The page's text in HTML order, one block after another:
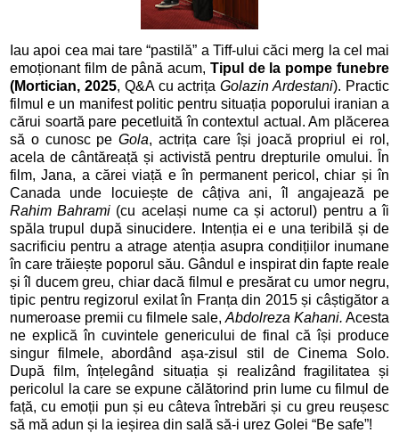
Iau apoi cea mai tare “pastilă” a Tiff-ului căci merg la cel mai
emoționant film de până acum, Tipul de la pompe funebre
(Mortician, 2025, Q&A cu actrița Golazin Ardestani). Practic
filmul e un manifest politic pentru situația poporului iranian a
cărui soartă pare pecetluită în contextul actual. Am plăcerea
să o cunosc peGola, actrița care își joacă propriul ei rol,
acela de cântăreață și activistă pentru drepturile omului. În
film, Jana, a cărei viață e în permanent pericol, chiar și în
Canada unde locuiește de câțiva ani, îl angajează pe
Rahim Bahrami (cu același nume ca și actorul) pentru a îi
spăla trupul după sinucidere. Intenția ei e una teribilă și de
sacrificiu pentru a atrage atenția asupra condițiilor inumane
în care trăiește poporul său. Gândul e inspirat din fapte reale
și îl ducem greu, chiar dacă filmul e presărat cu umor negru,
tipic pentru regizorul exilat în Franța din 2015 și câștigător a
numeroase premii cu filmele sale, Abdolreza Kahani. Acesta
ne explică în cuvintele genericului de final că își produce
singur filmele, abordând așa-zisul stil de Cinema Solo.
După film, înțelegând situația și realizând fragilitatea și
pericolul la care se expune călătorind prin lume cu filmul de
față, cu emoții pun și eu câteva întrebări și cu greu reușesc
să mă adun și la ieșirea din sală să-i urez Golei “Be safe”!